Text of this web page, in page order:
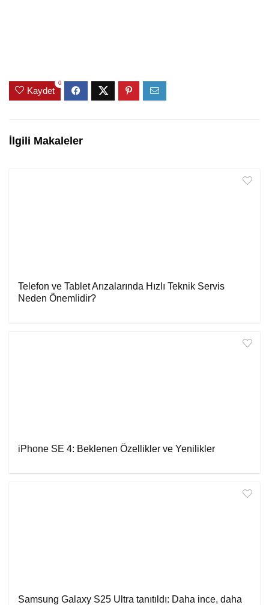
Kaydet
0
İlgili Makaleler
Telefon ve Tablet Arızalarında Hızlı Teknik Servis
Neden Önemlidir?
iPhone SE 4: Beklenen Özellikler ve Yenilikler
Samsung Galaxy S25 Ultra tanıtıldı: Daha ince, daha